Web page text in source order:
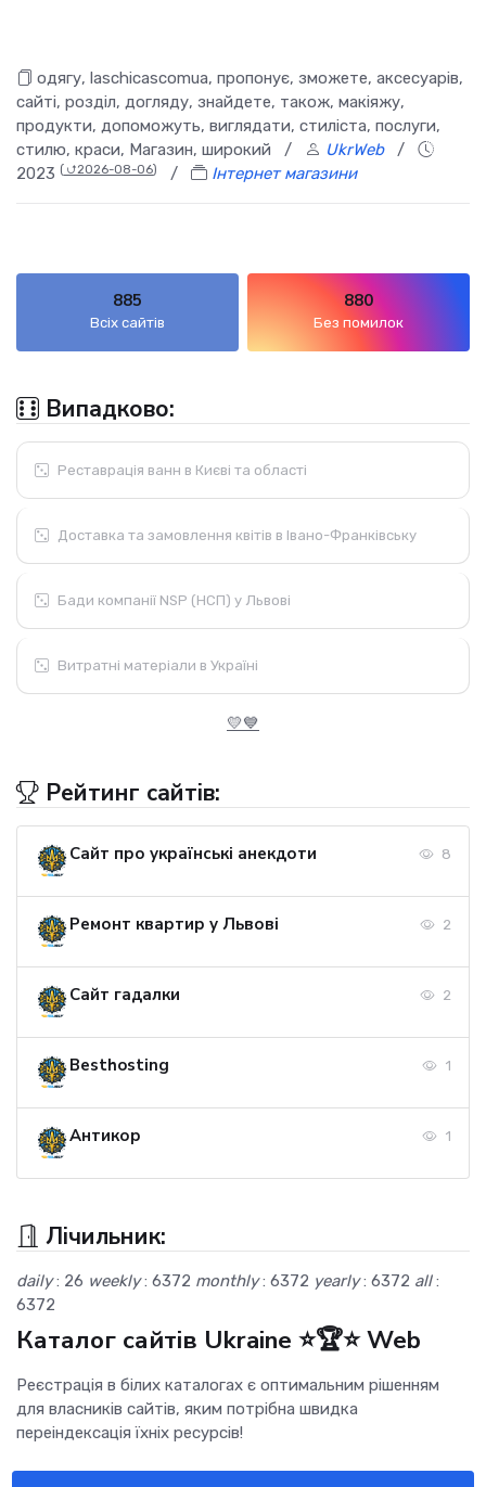
одягу, laschicascomua, пропонує, зможете, аксесуарів,
сайті, розділ, догляду, знайдете, також, макіяжу,
продукти, допоможуть, виглядати, стиліста, послуги,
стилю, краси, Магазин, широкий / UkrWeb/
2023 ( ⮍2026-08-06) / Інтернет магазини
885
Всіх сайтів
880
Без помилок
Випадково:
Реставрація ванн в Києві та області
Доставка та замовлення квітів в Івано-Франківську
Бади компанії NSP (НСП) у Львові
Витратні матеріали в Україні
💛💙
Рейтинг сайтів:
Сайт про українські анекдоти 8
Ремонт квартир у Львові 2
Сайт гадалки 2
Besthosting 1
Антикор 1
Лічильник:
daily: 26 weekly: 6372 monthly: 6372 yearly: 6372 all:
6372
Каталог сайтів Ukraine ⭐🏆⭐ Web
Реєстрація в білих каталогах є оптимальним рішенням
для власників сайтів, яким потрібна швидка
переіндексація їхніх ресурсів!